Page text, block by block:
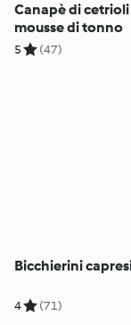
Canapè di
mousse di tonno
5 (47)
Bicchierini
4 (71)